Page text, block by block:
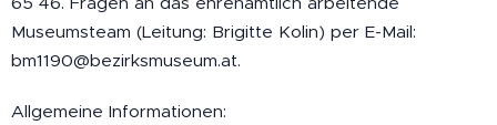
Museumsteam (Leitung: Brigitte Kolin) per E-Mail:
bm1190@bezirksmuseum.at.
Allgemeine Informationen: